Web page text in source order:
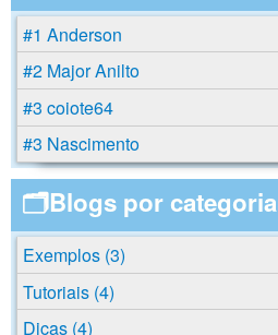
#1 Anderson
#2 Major Anilto
#3 coiote64
#3 Nascimento
🗂️Blogs por categoria
Exemplos (3)
Tutoriais (4)
Dicas (4)